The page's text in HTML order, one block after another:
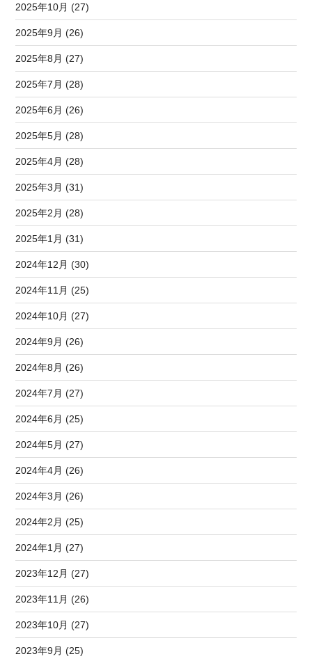
2025年10月 (27)
2025年9月 (26)
2025年8月 (27)
2025年7月 (28)
2025年6月 (26)
2025年5月 (28)
2025年4月 (28)
2025年3月 (31)
2025年2月 (28)
2025年1月 (31)
2024年12月 (30)
2024年11月 (25)
2024年10月 (27)
2024年9月 (26)
2024年8月 (26)
2024年7月 (27)
2024年6月 (25)
2024年5月 (27)
2024年4月 (26)
2024年3月 (26)
2024年2月 (25)
2024年1月 (27)
2023年12月 (27)
2023年11月 (26)
2023年10月 (27)
2023年9月 (25)